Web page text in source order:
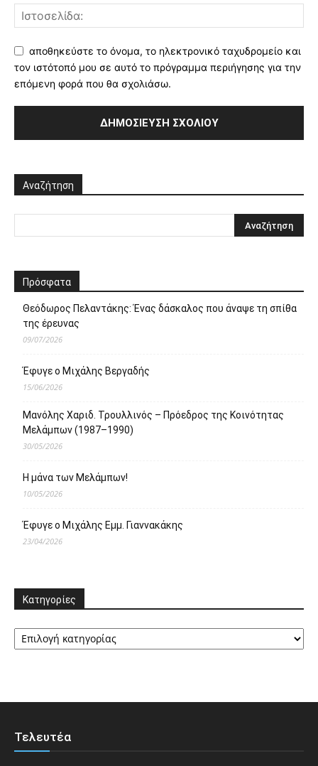
αποθηκεύστε το όνομα, το ηλεκτρονικό ταχυδρομείο και
τον ιστότοπό μου σε αυτό το πρόγραμμα περιήγησης για την
επόμενη φορά που θα σχολιάσω.
Αναζήτηση
Πρόσφατα
Θεόδωρος Πελαντάκης: Ένας δάσκαλος που άναψε τη σπίθα
της έρευνας
09/07/2026
Έφυγε ο Μιχάλης Βεργαδής
15/06/2026
Μανόλης Χαριδ. Τρουλλινός – Πρόεδρος της Κοινότητας
Μελάμπων (1987–1990)
30/05/2026
Η μάνα των Μελάμπων!
10/05/2026
Έφυγε ο Μιχάλης Εμμ. Γιαννακάκης
23/04/2026
Κατηγορίες
Κατηγορίες
Τελευτέα